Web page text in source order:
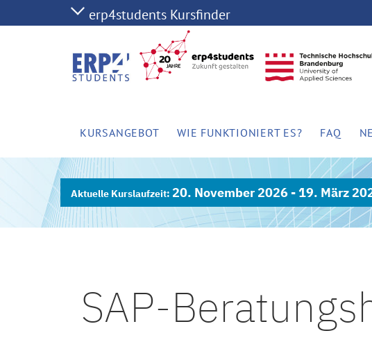
KURSANGEBOT WIE FUNKTIONIERT ES? FAQ
20. November 2026 - 19. März
SAP-